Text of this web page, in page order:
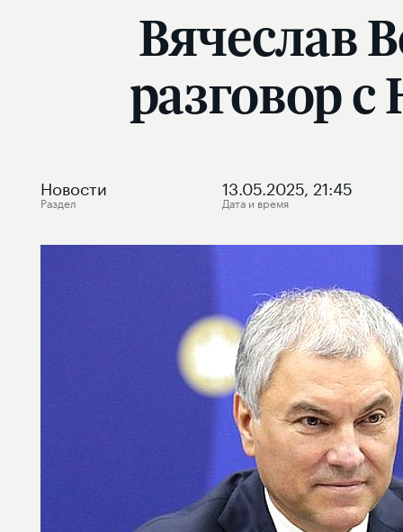
Вячеслав
разговор
Новости
Раздел
13.05.2025, 21:45
Дата и время